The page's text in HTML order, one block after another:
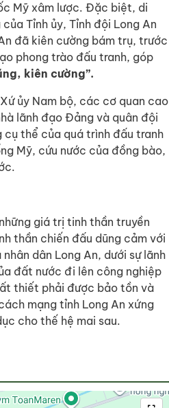
Mỹ xâm lược. Đặc biệt, di
Tỉnh ủy, Tỉnh đội Long An
đã kiên cường bám trụ, trước
phong trào đấu tranh, góp
kiên cường”.
ủy Nam bộ, các cơ quan cao
lãnh đạo Đảng và quân đội
thể của quá trình đấu tranh
Mỹ, cứu nước của đồng bào,
giá trị tinh thần truyền
thần chiến đấu dũng cảm với
dân Long An, dưới sự lãnh
đất nước đi lên công nghiệp
thiết phải được bảo tồn và
mạng tỉnh Long An xứng
cho thế hệ mai sau.